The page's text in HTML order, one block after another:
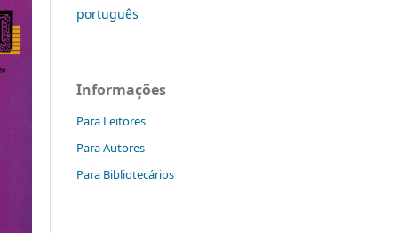
português
Informações
Para Leitores
Para Autores
Para Bibliotecários